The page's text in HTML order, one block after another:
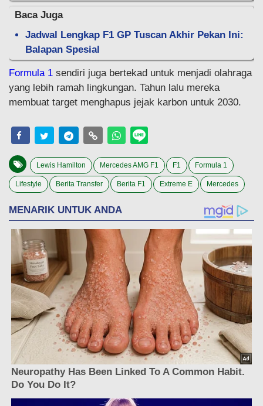
Baca Juga
Jadwal Lengkap F1 GP Tuscan Akhir Pekan Ini:
Balapan Spesial
Formula 1 sendiri juga bertekad untuk menjadi olahraga
yang lebih ramah lingkungan. Tahun lalu mereka
membuat target menghapus jejak karbon untuk 2030.
Lewis Hamilton Mercedes AMG F1 F1 Formula 1
Lifestyle Berita Transfer Berita F1 Extreme E Mercedes